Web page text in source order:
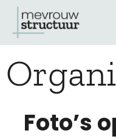
naar
inhoud
Foto’s